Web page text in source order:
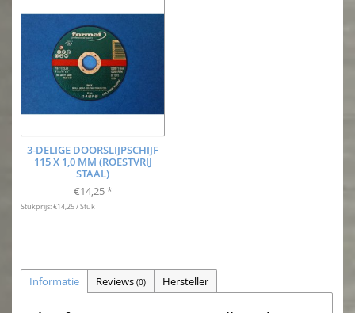
3-DELIGE DOORSLIJPSCHIJF
115 X 1,0 MM (ROESTVRIJ
STAAL)
€14,25 *
Stukprijs: €14,25 / Stuk
Informatie Reviews (0) Hersteller